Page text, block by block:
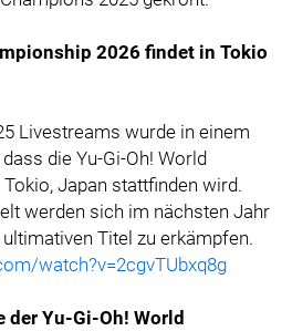
2026 findet in Tokio
Livestreams wurde in einem
die Yu-Gi-Oh! World
Japan stattfinden wird.
werden sich im nächsten Jahr
Titel zu erkämpfen.
watch?v=2cgvTUbxq8g
der Yu-Gi-Oh! World